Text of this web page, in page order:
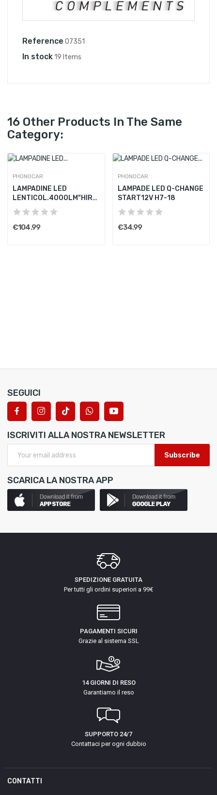
Reference 07351
In stock19 Items
16 Other Products In The Same
Category:
PHONOCAR
LAMPADINE LED
LENTICOL.4000LM"HIR2"
12V CREE...
€104.99
PHONOCAR
LAMPADE LED Q-CHANGE
START12V H7-18
€34.99
SEGUICI
ISCRIVITI ALLA NOSTRA NEWSLETTER
Subscribe
SCARICA LA NOSTRA APP
SPEDIZIONE GRATUITA
Per tutti gli ordini superiori a 99€
PAGAMENTI SICURI
Grazie al sistema SSL
14 GIORNI DI RESO
Garantiamo il reso
SUPPORTO 24/7
Contattaci per ogni dubbio
CONTATTI